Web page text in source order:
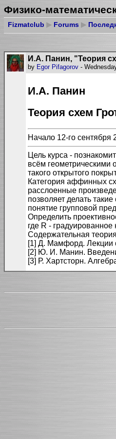
Физико-
Fizmatclub ▶ Forums ▶
И.А. Панин, "Теория
by Egor Pifagorov -
И.А. Панин
Теория схем
Начало 12-го
Цель курса -
всём геометрическими
такого открытого
Категория аффинных
расслоенные
позволяет делать
понятие групповой
Определить
где R -
Содержательная
[1] Д. Мамфорд. Лекции
[2] Ю. И. Манин.
[3] Р. Хартсторн.